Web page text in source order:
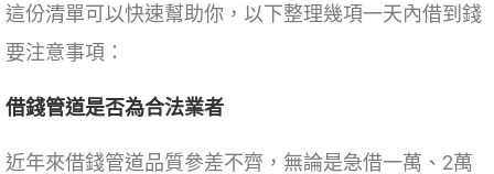
這份清單可以快速幫助你，以下整理幾項一天內借到錢
要注意事項：
借錢管道是否為合法業者
近年來借錢管道品質參差不齊，無論是急借一萬、2萬